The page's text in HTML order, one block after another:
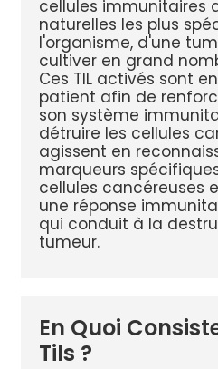
cellules immunitaires
naturelles les plus
l'organisme, d'une
cultiver en grand
Ces TIL activés sont
patient afin de
son système
détruire les cellules
agissent en
marqueurs
cellules cancéreuses
une réponse
qui conduit à la
tumeur.
En Quoi
Tils ?